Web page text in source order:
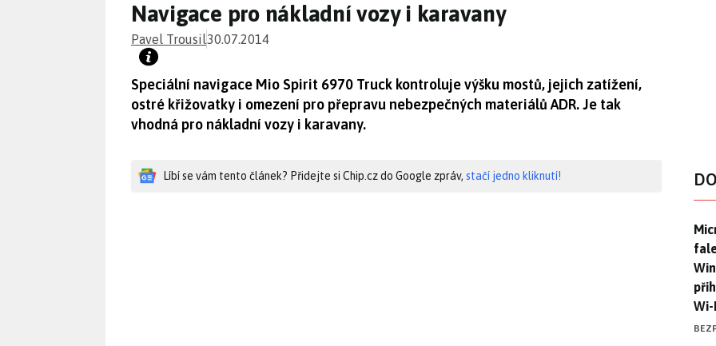
Navigace pro nákladní vozy i karavany
Pavel Trousil30.07.2014
Speciální navigace Mio Spirit 6970 Truck kontroluje výšku mostů, jejich zatížení,
ostré křižovatky i omezení pro přepravu nebezpečných materiálů ADR. Je tak
vhodná pro nákladní vozy i karavany.
Líbí se vám tento článek? Přidejte si Chip.cz do Google zpráv, stačí jedno kliknutí!
Wi-